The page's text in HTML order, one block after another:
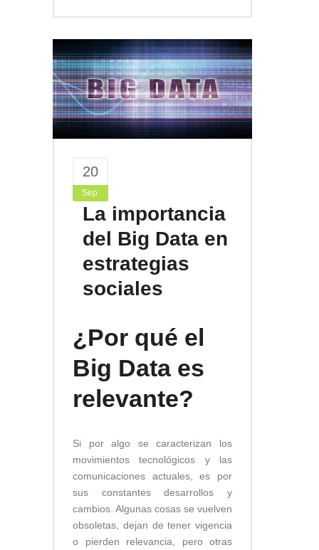
20
Sep
La importancia
del Big Data en
estrategias
sociales
¿Por qué el
Big Data es
relevante?
Si por algo se caracterizan los
movimientos tecnológicos y las
comunicaciones actuales, es por
sus constantes desarrollos y
cambios. Algunas cosas se vuelven
obsoletas, dejan de tener vigencia
o pierden relevancia, pero otras